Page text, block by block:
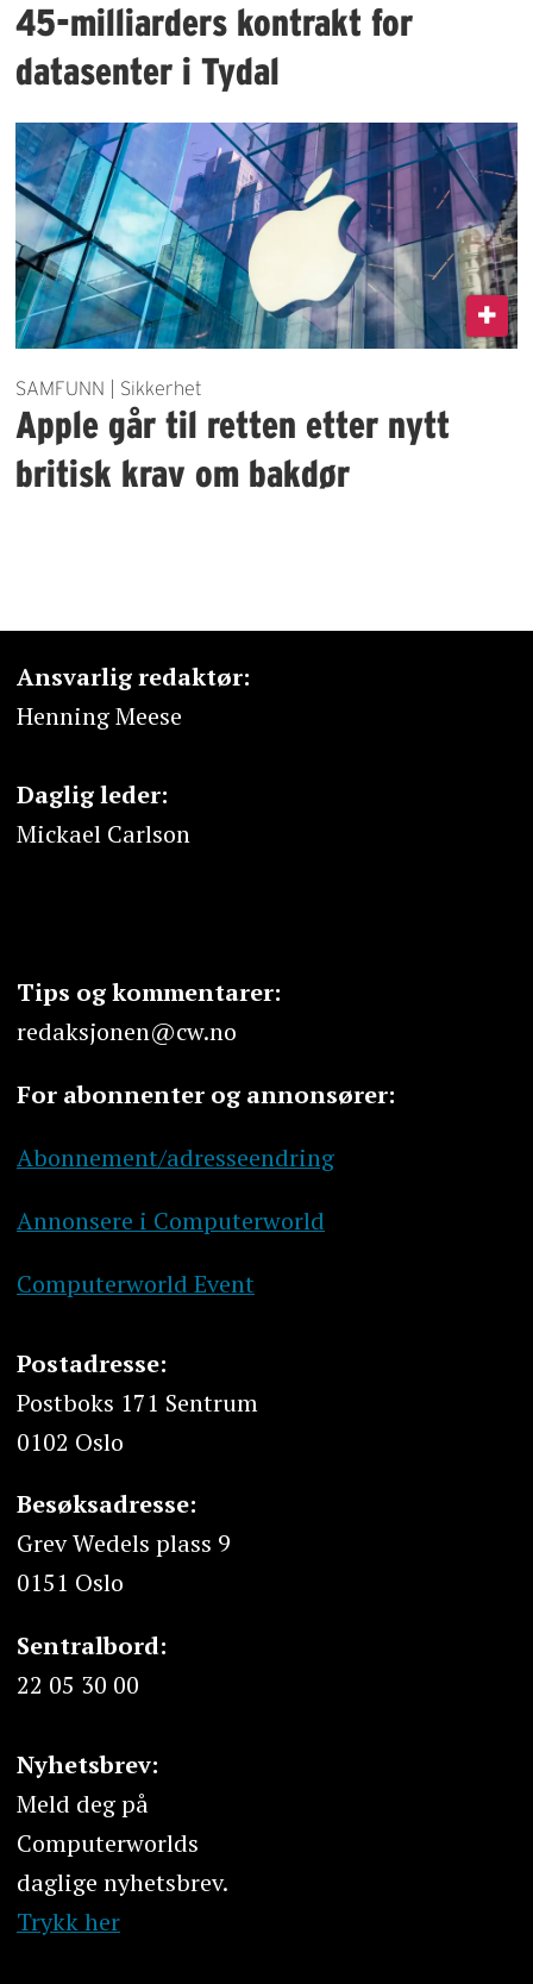
45-milliarders kontrakt for
datasenter i Tydal
SAMFUNN | Sikkerhet
Apple går til retten etter nytt
britisk krav om bakdør
Ansvarlig redaktør:
Henning Meese
Daglig leder:
Mickael Carlson
Tips og kommentarer:
redaksjonen@cw.no
For abonnenter og annonsører:
Abonnement/adresseendring
Annonsere i Computerworld
Computerworld Event
Postadresse:
Postboks 171 Sentrum
0102 Oslo
Besøksadresse:
Grev Wedels plass 9
0151 Oslo
Sentralbord:
22 05 30 00
Nyhetsbrev:
Meld deg på
Computerworlds
daglige nyhetsbrev.
Trykk her